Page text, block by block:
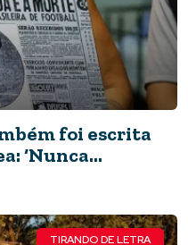
foi escrita
‘Nunca
TIRANDO DE LETRA